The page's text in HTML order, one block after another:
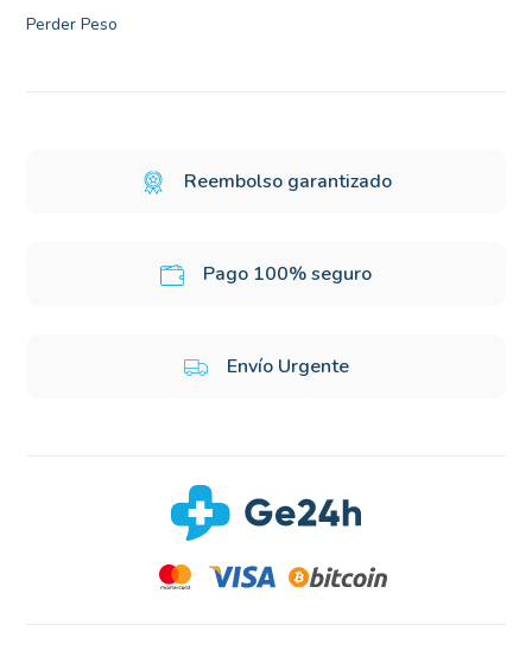
Perder Peso
Reembolso garantizado
Pago 100% seguro
Envío Urgente